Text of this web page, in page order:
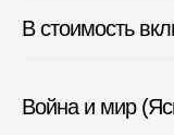
В стоимость
Война и мир